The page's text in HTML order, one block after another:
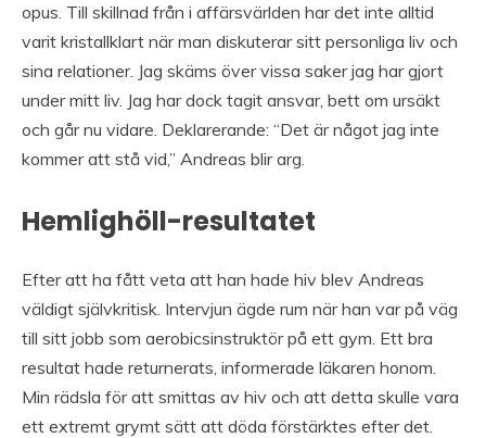
opus. Till skillnad från i affärsvärlden har det inte alltid
varit kristallklart när man diskuterar sitt personliga liv och
sina relationer. Jag skäms över vissa saker jag har gjort
under mitt liv. Jag har dock tagit ansvar, bett om ursäkt
och går nu vidare. Deklarerande: “Det är något jag inte
kommer att stå vid,” Andreas blir arg.
Hemlighöll-resultatet
Efter att ha fått veta att han hade hiv blev Andreas
väldigt självkritisk. Intervjun ägde rum när han var på väg
till sitt jobb som aerobicsinstruktör på ett gym. Ett bra
resultat hade returnerats, informerade läkaren honom.
Min rädsla för att smittas av hiv och att detta skulle vara
ett extremt grymt sätt att döda förstärktes efter det.